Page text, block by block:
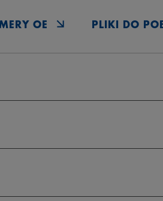
OE PLIKI DO